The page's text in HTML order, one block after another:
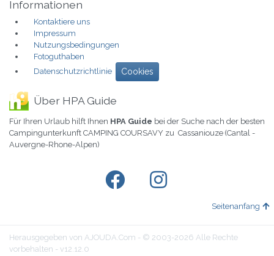
Informationen
Kontaktiere uns
Impressum
Nutzungsbedingungen
Fotoguthaben
Datenschutzrichtlinie
Cookies
Über HPA Guide
Für Ihren Urlaub hilft Ihnen HPA Guide bei der Suche nach der besten
Campingunterkunft CAMPING COURSAVY zu Cassaniouze (Cantal -
Auvergne-Rhone-Alpen)
Seitenanfang
Herausgegeben von AJOUDA.Com - © 2003-2026 Alle Rechte
vorbehalten - v12.12.0